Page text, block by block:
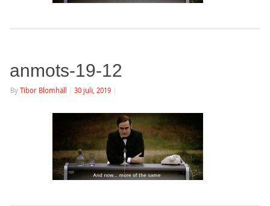
anmots-19-12
By Tibor Blomhäll 30 juli, 2019